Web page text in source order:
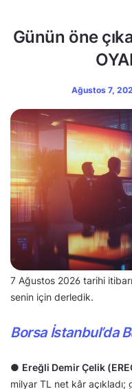
Günün öne
Ağustos 7,
7 Ağustos 2026 tarihi
senin için derledik.
Borsa İstanbul’da
● Ereğli Demir Çelik
milyar TL net kâr açıkladı;